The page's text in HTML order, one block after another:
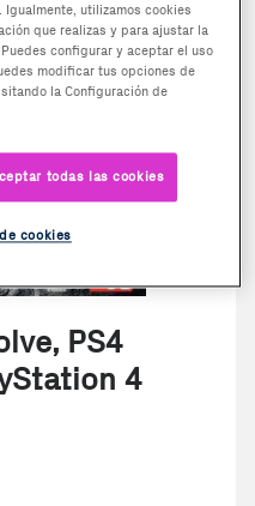
PS4
4
utilizamos cookies
que realizas y para ajustar la
configurar y aceptar el uso
modificar tus opciones de
la Configuración de
todas las cookies
cookies